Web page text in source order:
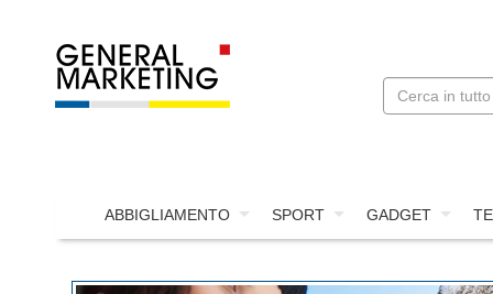
ABBIGLIAMENTO SPORT GADGET